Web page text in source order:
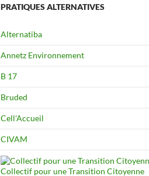
PRATIQUES ALTERNATIVES
Alternatiba
Annetz Environnement
B 17
Bruded
Cell'Accueil
CIVAM
Collectif pour une Transition Citoyenne